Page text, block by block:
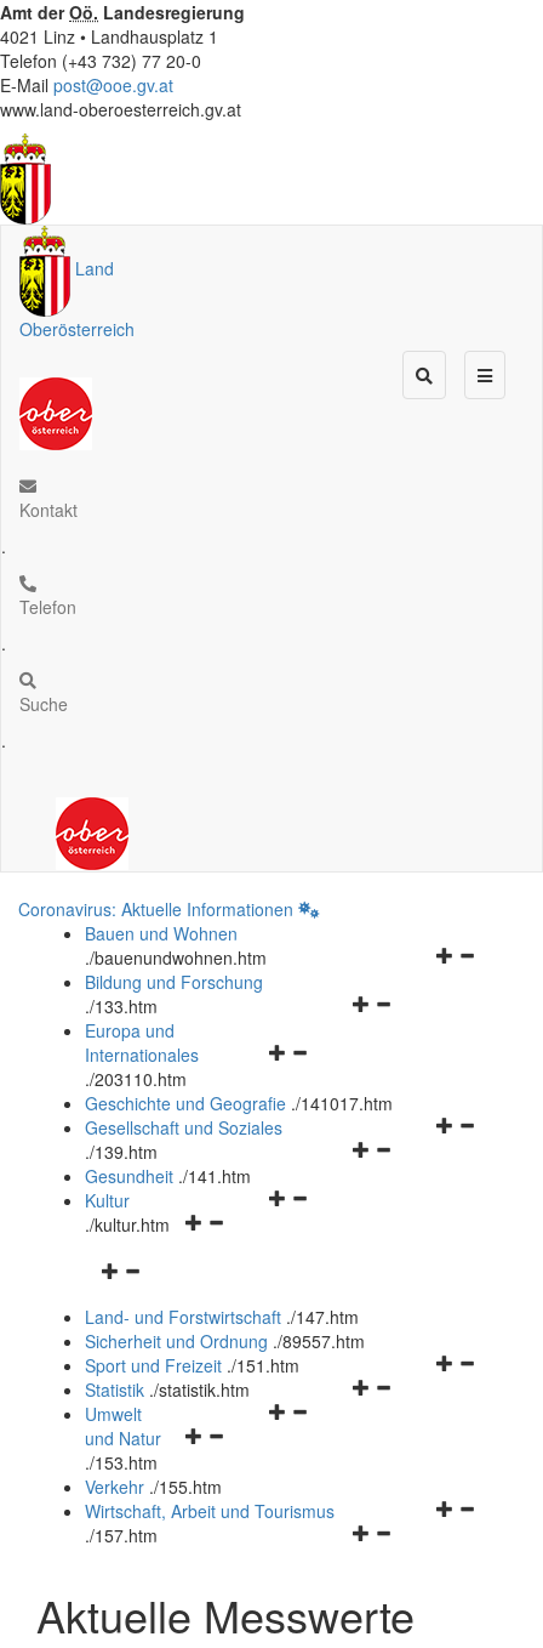
Amt derOö. Landesregierung
4021 Linz • Landhausplatz 1
Telefon (+43 732) 77 20-0
E-Mail post@ooe.gv.at
www.land-oberoesterreich.gv.at
Land
Oberösterreich
Kontakt
.
Telefon
.
Suche
.
Coronavirus: Aktuelle Informationen
Bauen und Wohnen
./bauenundwohnen.htm
Navigationsmenü
Bildung und Forschung
./133.htm
Navigationsmenü
und
schließen
Europa und
Internationales
./203110.htm
Geschichte und Geografie ./141017.htm
Navigationsmenü
Gesellschaft und Soziales
./139.htm
Navigationsmenü
Gesundheit ./141.htm
Navigationsmenü
Kultur
./kultur.htm
Navigationsmenü
und
schließen
Land- und Forstwirtschaft ./147.htm
Sicherheit und Ordnung ./89557.htm
Navigationsmenü
Sport und Freizeit ./151.htm
Navigationsmenü
Statistik ./statistik.htm
Navigationsmenü
und
schließen
Umwelt
und Natur
./153.htm
Verkehr ./155.htm
Navigationsmenü
schließen
Wirtschaft, Arbeit und Tourismus
./157.htm
Aktuelle Messwerte